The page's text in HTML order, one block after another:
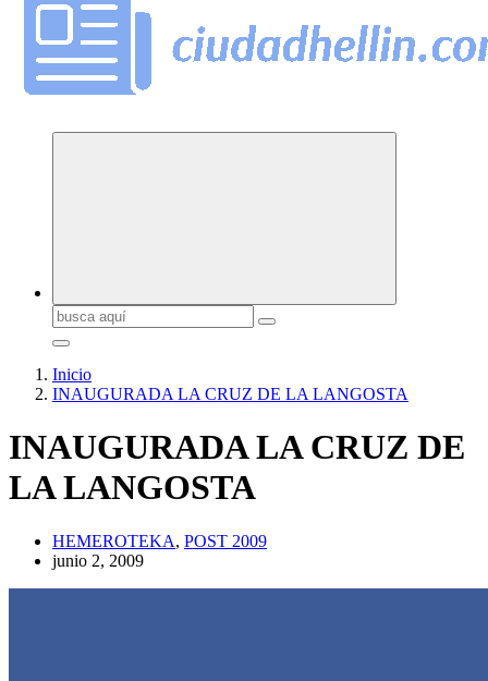
Buscar:
Inicio
INAUGURADA LA CRUZ DE LA LANGOSTA
INAUGURADA LA CRUZ DE
LA LANGOSTA
HEMEROTEKA, POST 2009
junio 2, 2009